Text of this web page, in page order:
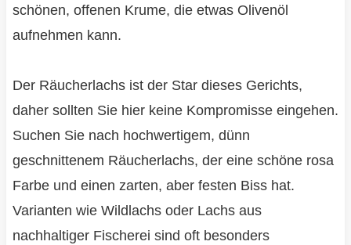
schönen, offenen Krume, die etwas Olivenöl
aufnehmen kann.
Der Räucherlachs ist der Star dieses Gerichts,
daher sollten Sie hier keine Kompromisse eingehen.
Suchen Sie nach hochwertigem, dünn
geschnittenem Räucherlachs, der eine schöne rosa
Farbe und einen zarten, aber festen Biss hat.
Varianten wie Wildlachs oder Lachs aus
nachhaltiger Fischerei sind oft besonders